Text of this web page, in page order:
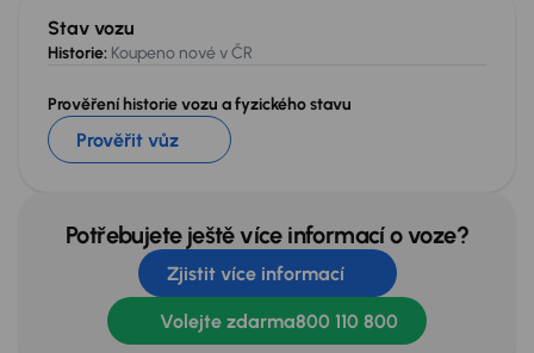
Stav vozu
Historie: Koupeno nové v ČR
Prověření historie vozu a fyzického stavu
Prověřit vůz
Potřebujete ještě více informací o voze?
Zjistit více informací
Volejte zdarma800 110 800